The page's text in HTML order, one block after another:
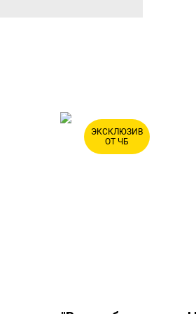
ЭКСКЛЮЗИВ
ОТ ЧБ